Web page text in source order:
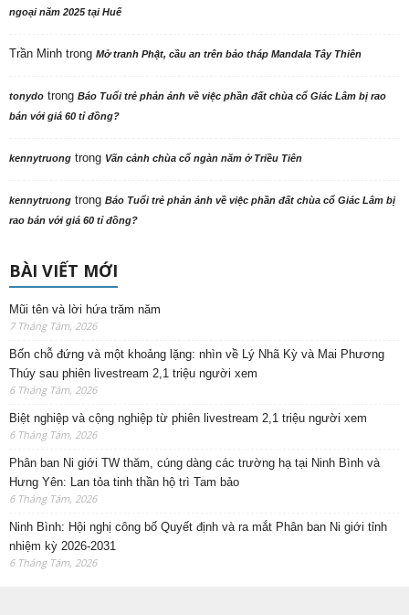
ngoại năm 2025 tại Huế
Trần Minh trong Mở tranh Phật, cầu an trên bảo tháp Mandala Tây Thiên
tonydo trong Báo Tuổi trẻ phản ảnh về việc phần đất chùa cổ Giác Lâm bị rao
bán với giá 60 tỉ đồng?
kennytruong trong Vãn cảnh chùa cổ ngàn năm ở Triều Tiên
kennytruong trong Báo Tuổi trẻ phản ảnh về việc phần đất chùa cổ Giác Lâm bị
rao bán với giá 60 tỉ đồng?
BÀI VIẾT MỚI
Mũi tên và lời hứa trăm năm
7 Tháng Tám, 2026
Bốn chỗ đứng và một khoảng lặng: nhìn về Lý Nhã Kỳ và Mai Phương
Thúy sau phiên livestream 2,1 triệu người xem
6 Tháng Tám, 2026
Biệt nghiệp và cộng nghiệp từ phiên livestream 2,1 triệu người xem
6 Tháng Tám, 2026
Phân ban Ni giới TW thăm, cúng dàng các trường hạ tại Ninh Bình và
Hưng Yên: Lan tỏa tinh thần hộ trì Tam bảo
6 Tháng Tám, 2026
Ninh Bình: Hội nghị công bố Quyết định và ra mắt Phân ban Ni giới tỉnh
nhiệm kỳ 2026-2031
6 Tháng Tám, 2026